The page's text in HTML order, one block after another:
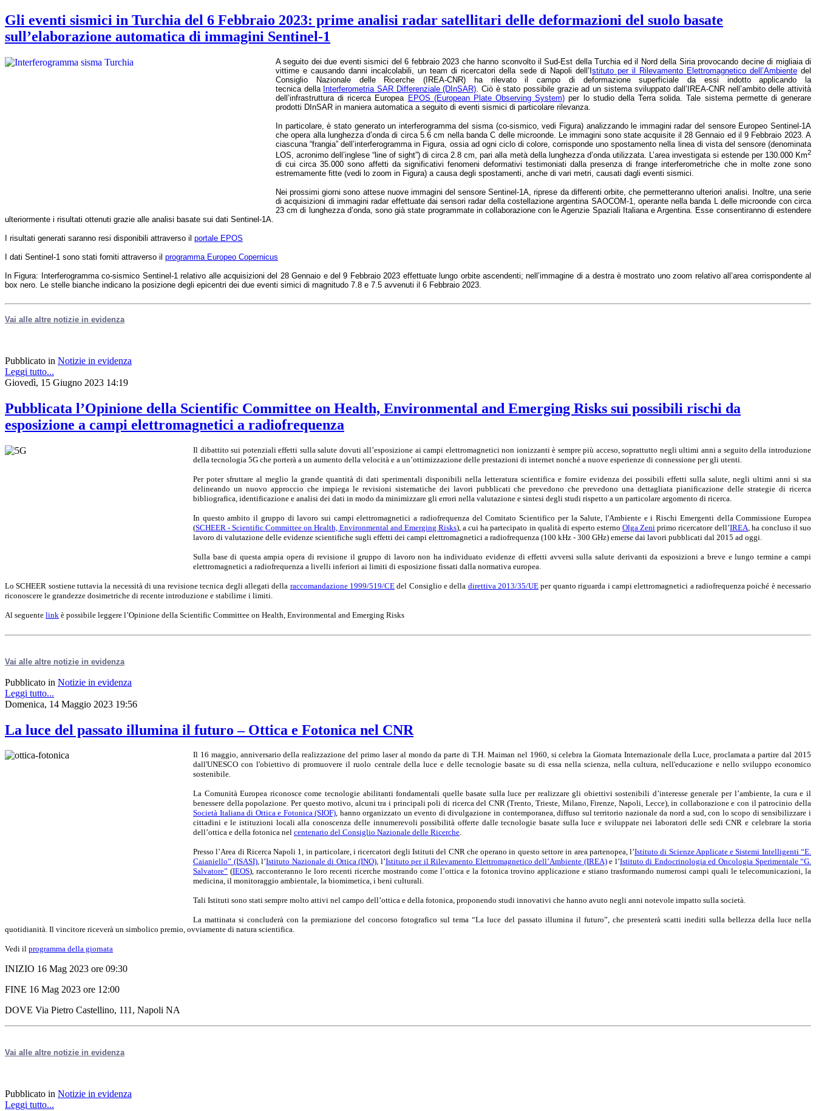
Gli eventi sismici in Turchia del 6 Febbraio 2023: prime analisi radar satellitari delle deformazioni del suolo basate
sull’elaborazione automatica di immagini Sentinel-1
A seguito dei due eventi sismici del 6 febbraio 2023 che hanno sconvolto il Sud-Est della Turchia ed il Nord della Siria provocando decine di migliaia di
vittime e causando danni incalcolabili, un team di ricercatori della sede di Napoli dell’Istituto per il Rilevamento Elettromagnetico dell’Ambiente del
Consiglio Nazionale delle Ricerche (IREA-CNR) ha rilevato il campo di deformazione superficiale da essi indotto applicando la
tecnica della Interferometria SAR Differenziale(DInSAR)
Ciò è stato possibile grazie ad un sistema sviluppato dall’IREA-CNR nell’ambito delle attività
dell’infrastruttura di ricerca Europea EPOS (European Plate Observing System) per lo studio della Terra solida. Tale sistema permette di generare
prodotti DInSAR in maniera automatica a seguito di eventi sismici di particolare rilevanza.
In particolare, è stato generato un interferogramma del sisma (co-sismico, vedi Figura) analizzando le immagini radar del sensore Europeo Sentinel-1A
che opera alla lunghezza d’onda di circa 5.6 cm nella banda C delle microonde. Le immagini sono state acquisite il 28 Gennaio ed il 9 Febbraio 2023. A
ciascuna “frangia” dell’interferogramma in Figura, ossia ad ogni ciclo di colore, corrisponde uno spostamento nella linea di vista del sensore (denominata
LOS, acronimo dell’inglese “line of sight”) di circa 2.8 cm, pari alla metà della lunghezza d’onda utilizzata. L’area investigata si estende per 130.000 Km2
di cui circa 35.000 sono affetti da significativi fenomeni deformativi testimoniati dalla presenza di frange interferometriche che in molte zone sono
estremamente fitte (vedi lo zoom in Figura) a causa degli spostamenti, anche di vari metri, causati dagli eventi sismici.
Nei prossimi giorni sono attese nuove immagini del sensore Sentinel-1A, riprese da differenti orbite, che permetteranno ulteriori analisi. Inoltre, una serie
di acquisizioni di immagini radar effettuate dai sensori radar della costellazione argentina SAOCOM-1, operante nella banda L delle microonde con circa
23 cm di lunghezza d’onda, sono già state programmate in collaborazione con le Agenzie Spaziali Italiana e Argentina. Esse consentiranno di estendere
ulteriormente i risultati ottenuti grazie alle analisi basate sui dati Sentinel-1A.
I risultati generati saranno resi disponibili attraverso il portale EPOS
I dati Sentinel-1 sono stati forniti attraverso il programma Europeo Copernicus
In Figura:
Interferogramma co-sismico Sentinel-1 relativo alle acquisizioni del 28 Gennaio e del 9 Febbraio 2023 effettuate lungo orbite ascendenti; nell’immagine di a destra è mostrato uno zoom relativo all’area corrispondente al
box nero. Le stelle bianche indicano la posizione degli epicentri dei due eventi simici di magnitudo 7.8 e 7.5 avvenuti il 6 Febbraio 2023.
Vai alle altre notizie in evidenza
Pubblicato in Notizie in evidenza
Leggi tutto...
Giovedì, 15 Giugno 2023 14:19
Pubblicata l’Opinione della Scientific Committee on Health, Environmental and Emerging Risks sui possibili rischi da
esposizione a campi elettromagnetici a radiofrequenza
Il dibattito sui potenziali effetti sulla salute dovuti all’esposizione ai campi elettromagnetici non ionizzanti è sempre più acceso, soprattutto negli ultimi anni a seguito della introduzione
della tecnologia 5G che porterà a un aumento della velocità e a un’ottimizzazione delle prestazioni di internet nonché a nuove esperienze di connessione per gli utenti.
Per poter sfruttare al meglio la grande quantità di dati sperimentali disponibili nella letteratura scientifica e fornire evidenza dei possibili effetti sulla salute, negli ultimi anni si sta
delineando un nuovo approccio che impiega le revisioni sistematiche dei lavori pubblicati che prevedono cheprevedonouna dettagliata pianificazione delle strategie di ricerca
bibliografica, identificazione e analisi dei dati in modo da minimizzare gli errori nella valutazione e sintesi degli studi rispetto a un particolare argomento di ricerca.
In questo ambito il gruppo di lavoro sui campi elettromagnetici a radiofrequenza del Comitato Scientifico per la Salute, l'Ambiente e i Rischi Emergenti della Commissione Europea
(SCHEER - Scientific Committee on Health, Environmental and Emerging Risks), a cui ha partecipato in qualità di esperto esterno Olga Zeni primo ricercatore dell’IREA , ha concluso il suo
lavoro di valutazione delle evidenze scientifiche sugli effetti dei campi elettromagnetici a radiofrequenza (100 kHz - 300 GHz) emerse dai lavori pubblicati dal 2015 ad oggi.
Sulla base di questa ampia opera di revisione il gruppo di lavoro non ha individuato evidenze di effetti avversi sulla salute derivanti da esposizioni a breve e lungo termine a campi
elettromagnetici a radiofrequenza a livelli inferiori ai limiti di esposizione fissati dalla normativa europea.
Lo SCHEER sostiene tuttavia la necessità di una revisione tecnica degli allegati della raccomandazione 1999/519/CEdel Consiglio e della direttiva 2013/35/UE per quanto riguarda i campi elettromagnetici a radiofrequenza poiché è necessario
riconoscere le grandezze dosimetriche di recente introduzione e stabilirne i limiti.
Al seguente link è possibile leggere l’Opinione della Scientific Committee on Health, Environmental and Emerging Risks
Vai alle altre notizie in evidenza
Pubblicato in Notizie in evidenza
Leggi tutto...
Domenica, 14 Maggio 2023 19:56
La luce del passato illumina il futuro – Ottica e Fotonica nel CNR
Il 16 maggio, anniversario della realizzazione del primo laser al mondo da parte di T.H. Maiman nel 1960, si celebra la Giornata Internazionale della Luce, proclamata a partire dal 2015
dall'UNESCO con l'obiettivo di promuovere il ruolo centrale della luce e delle tecnologie basate su di essa nella scienza, nella cultura, nell'educazione e nello sviluppo economico
sostenibile.
La Comunità Europea riconosce come tecnologie abilitanti fondamentali quelle basate sulla luce per realizzare gli obiettivi sostenibili d’interesse generale per l’ambiente, la cura e il
benessere della popolazione. Per questo motivo, alcuni tra i principali poli di ricerca del CNR (Trento, Trieste, Milano, Firenze, Napoli, Lecce), in collaborazione e con il patrocinio della
Società Italiana di Ottica e Fotonica (SIOF), hanno organizzato un evento di divulgazione in contemporanea, diffuso sul territorio nazionale da nord a sud, con lo scopo di sensibilizzare i
cittadini e le istituzioni locali alla conoscenza delle innumerevoli possibilità offerte dalle tecnologie basate sulla luce e sviluppate nei laboratori delle sedi CNR e celebrare la storia
dell’ottica e della fotonica nel centenario del Consiglio Nazionale delle Ricerche.
Presso l’Area di Ricerca Napoli 1, in particolare, i ricercatori degli Istituti del CNR che operano in questo settore in area partenopea, l’Istituto di Scienze Applicate e Sistemi Intelligenti “E.
Caianiello” (ISASI), l’Istituto Nazionale di Ottica (INO), l’Istituto per il Rilevamento Elettromagnetico dell’Ambiente (IREA)e l’Istituto di Endocrinologia ed Oncologia Sperimentale “G.
Salvatore” (IEOS), racconteranno le loro recenti ricerche mostrando come l’ottica e la fotonica trovino applicazione e stiano trasformando numerosi campi quali le telecomunicazioni, la
medicina, il monitoraggio ambientale, la biomimetica, i beni culturali.
Tali Istituti sono stati sempre molto attivi nel campo dell’ottica e della fotonica, proponendo studi innovativi che hanno avuto negli anni notevole impatto sulla società.
La mattinata si concluderà con la premiazione del concorso fotograficosul tema “La luce del passato illumina il futuro”, che presenterà scatti inediti sulla bellezza della luce nella
quotidianità. Il vincitore riceverà un simbolico premio, ovviamente di natura scientifica.
Vedi il programma della giornata
INIZIO 16 Mag 2023 ore 09:30
FINE 16 Mag 2023 ore 12:00
DOVE Via Pietro Castellino, 111, Napoli NA
Vai alle altre notizie in evidenza
Pubblicato in Notizie in evidenza
Leggi tutto...